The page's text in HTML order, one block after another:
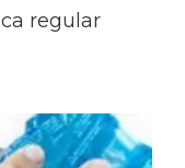
regular